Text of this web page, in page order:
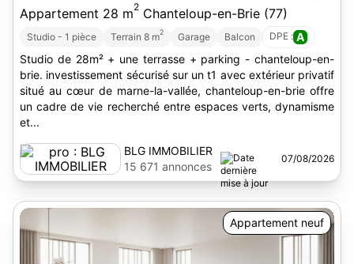
Appartement 28 m2 Chanteloup-en-Brie (77)
Studio - 1 pièce Terrain 8 m2 Garage Balcon DPE : A
Studio de 28m² + une terrasse + parking - chanteloup-en-
brie. investissement sécurisé sur un t1 avec extérieur privatif
situé au cœur de marne-la-vallée, chanteloup-en-brie offre
un cadre de vie recherché entre espaces verts, dynamisme
et...
BLG IMMOBILIER
15 671 annonces
07/08/2026
Appartement neuf